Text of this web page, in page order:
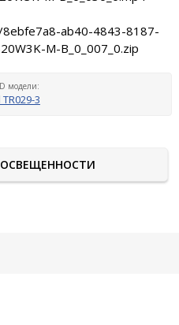
ab40-4843-8187-
M-B_0_007_0.zip
модели:
3
ОСВЕЩЕННОСТИ